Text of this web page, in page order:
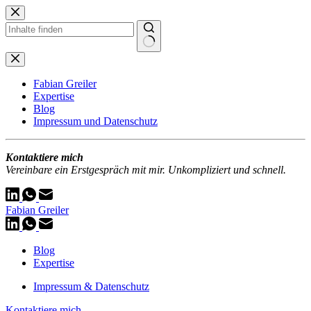
Zum
Inhalt
springen
Keine
Ergebnisse
Fabian Greiler
Expertise
Blog
Impressum und Datenschutz
Kontaktiere mich
Vereinbare ein Erstgespräch mit mir. Unkompliziert und schnell.
Fabian Greiler
Blog
Expertise
Impressum & Datenschutz